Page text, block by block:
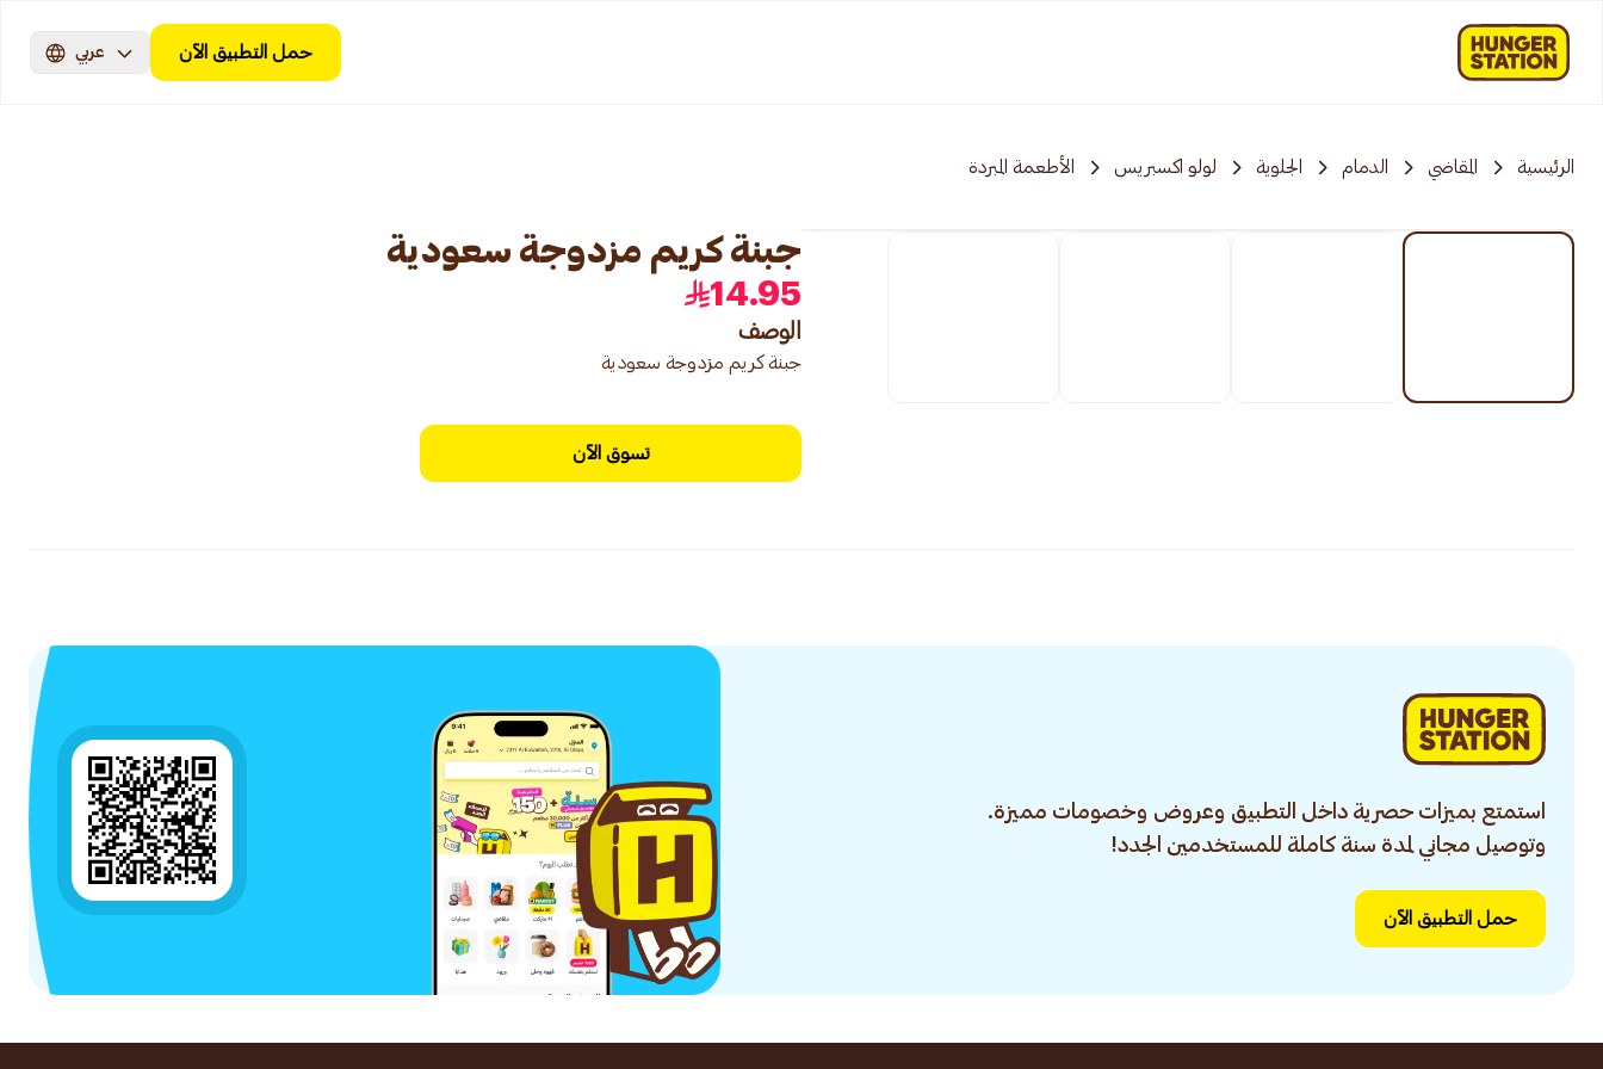
حمل التطبيق الآن عربي
الرئيسية المقاضي الدمام الجلوية لولو اكسبريس الأطعمة المبردة
جبنة كريم مزدوجة سعودية
14.95
الوصف
جبنة كريم مزدوجة سعودية
تسوق الآن
استمتع بميزات حصرية داخل التطبيق وعروض وخصومات مميزة.
وتوصيل مجاني لمدة سنة كاملة للمستخدمين الجدد!
حمل التطبيق الآن